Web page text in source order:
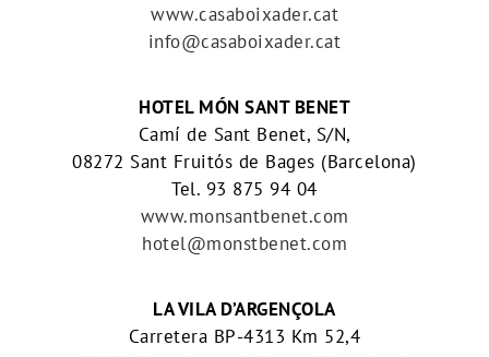
www.casaboixader.cat
info@casaboixader.cat
HOTEL MÓN SANT BENET
Camí de Sant Benet, S/N,
08272 Sant Fruitós de Bages (Barcelona)
Tel. 93 875 94 04
www.monsantbenet.com
hotel@monstbenet.com
LA VILA D’ARGENÇOLA
Carretera BP-4313 Km 52,4